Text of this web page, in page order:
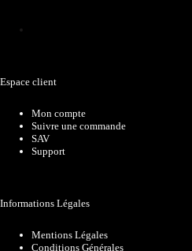
Espace client
Mon compte
Suivre une commande
SAV
Support
Informations Légales
Mentions Légales
Conditions Générales